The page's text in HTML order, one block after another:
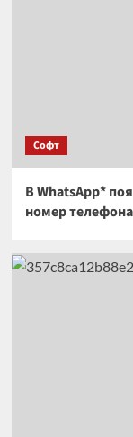
Софт
В WhatsApp*
номер телефона